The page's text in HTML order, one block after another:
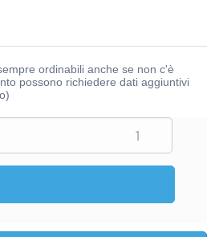
ordinabili anche se non c'è
possono richiedere dati aggiuntivi